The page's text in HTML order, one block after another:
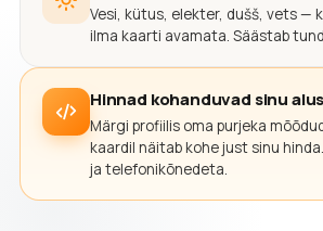
Vesi, kütus, elekter, dušš, vets —
ilma kaarti avamata. Säästab
Hinnad kohanduvad sinu
Märgi profiilis oma purjeka
kaardil näitab kohe just sinu
ja telefonikõnedeta.